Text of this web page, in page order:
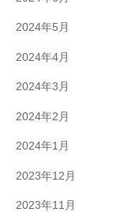
2024年5月
2024年4月
2024年3月
2024年2月
2024年1月
2023年12月
2023年11月